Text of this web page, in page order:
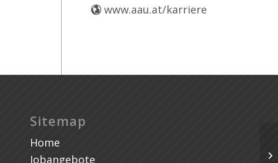
www.aau.at/karriere
Sitemap
Home
Jobangebote